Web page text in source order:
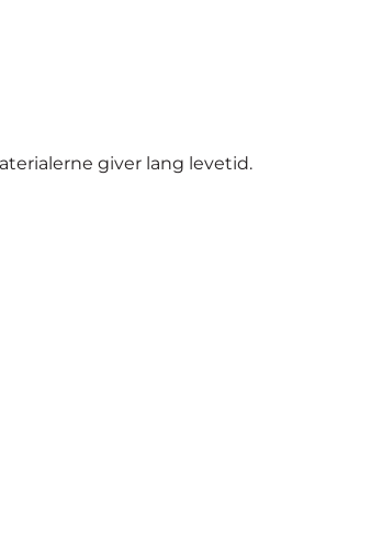
giver lang levetid.